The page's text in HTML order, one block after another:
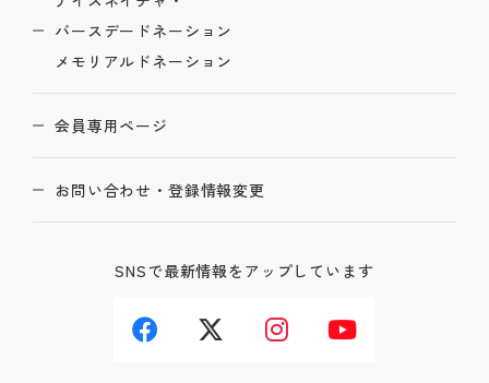
バースデードネーション
メモリアルドネーション
会員専用ページ
お問い合わせ・登録情報変更
SNSで最新情報をアップしています